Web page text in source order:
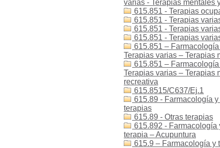
varias - Terapias mentales
615.851 - Terapias
615.851 - Terapias
615.851 - Terapias
615.851 - Terapias
615.851 –
Terapias varias – Terapias
615.851 –
Terapias varias – Terapias
recreativa
615.8515/C637/Ej.1
615.89 - Farmacología
terapias
615.89 - Otras terapias
615.892 - Farmacología
terapia – Acupuntura
615.9 – Farmacología y